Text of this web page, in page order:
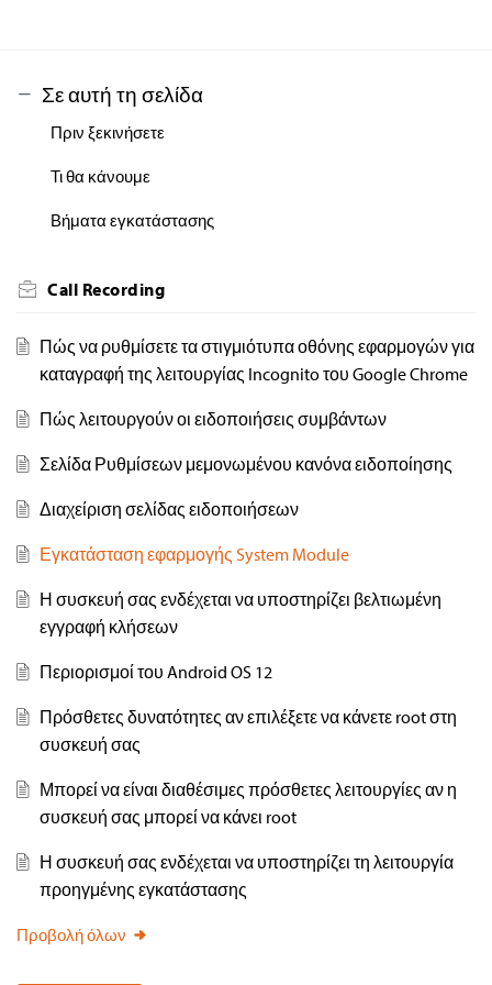
Επιλέξτε την καρτέλα “Modules”
Επιλέξτε “Install from storage”
εγκατάστασης LSPosed και εγκαταστήστε
το
εμφανιστεί η ειδοποίηση “LSPosed loaded”
Σε αυτή τη σελίδα
Πριν ξεκινήσετε
Τι θα κάνουμε
Βήματα εγκατάστασης
Call Recording
Πώς να ρυθμίσετε τα στιγμιότυπα οθόνης εφαρμογών για
καταγραφή της λειτουργίας Incognito του Google Chrome
Πώς λειτουργούν οι ειδοποιήσεις συμβάντων
Σελίδα Ρυθμίσεων μεμονωμένου κανόνα ειδοποίησης
Διαχείριση σελίδας ειδοποιήσεων
Εγκατάσταση εφαρμογής System Module
Η συσκευή σας ενδέχεται να υποστηρίζει βελτιωμένη
εγγραφή κλήσεων
Περιορισμοί του Android OS 12
Πρόσθετες δυνατότητες αν επιλέξετε να κάνετε root στη
συσκευή σας
Μπορεί να είναι διαθέσιμες πρόσθετες λειτουργίες αν η
συσκευή σας μπορεί να κάνει root
Η συσκευή σας ενδέχεται να υποστηρίζει τη λειτουργία
προηγμένης εγκατάστασης
Προβολή όλων